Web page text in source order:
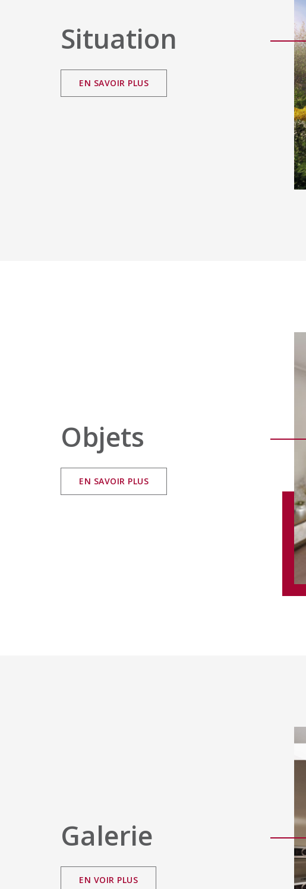
Situation
EN SAVOIR PLUS
Objets
EN SAVOIR PLUS
Galerie
EN VOIR PLUS